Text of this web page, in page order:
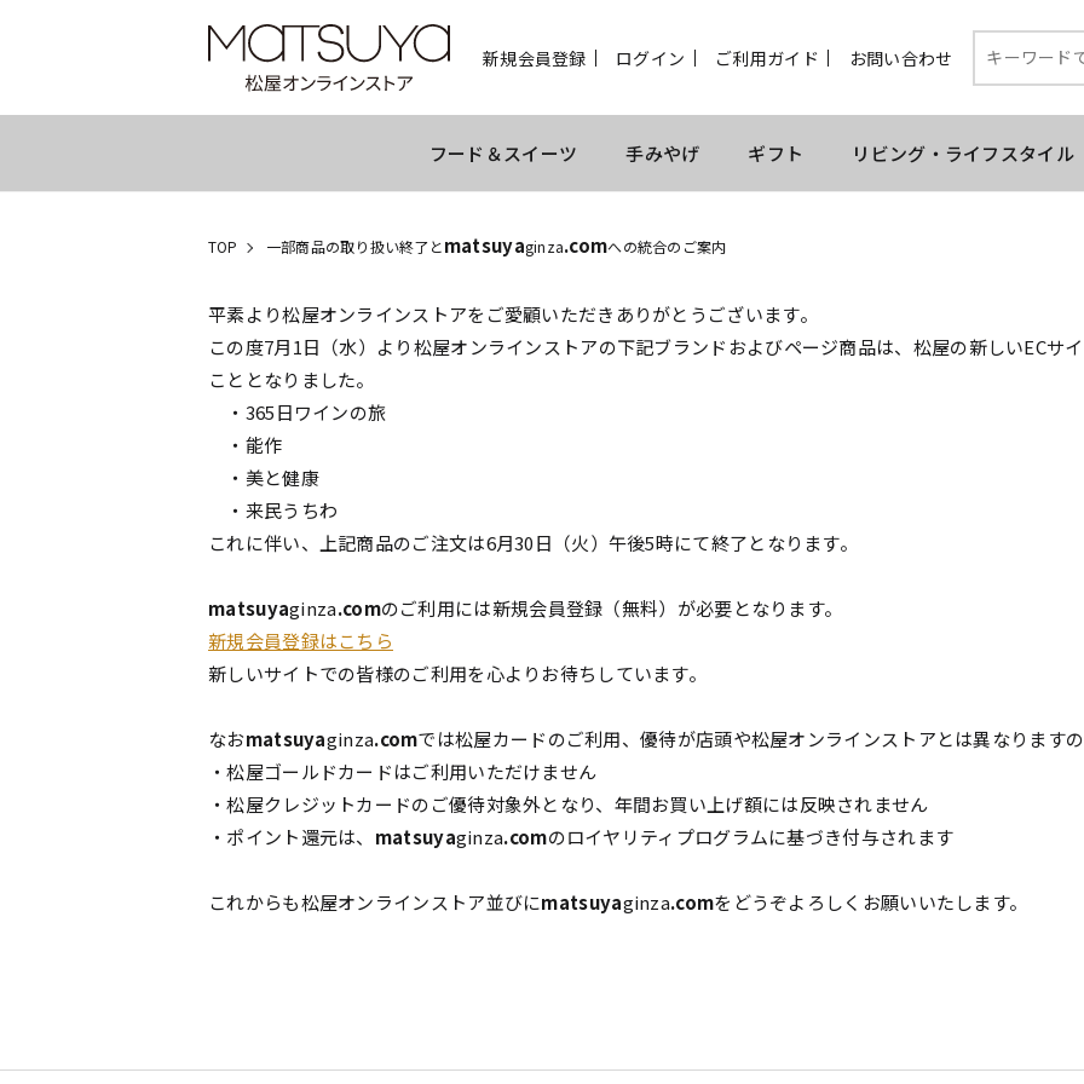
新規会員登録 ログイン ご利用ガイド お問い合わせ
フード＆スイーツ 手みやげ ギフト リビング・ライフスタイル
TOP 一部商品の取り扱い終了とmatsuyaginza.comへの統合のご案内
平素より松屋オンラインストアをご愛顧いただきありがとうございます。
この度7月1日（水）より松屋オンラインストアの下記ブランドおよびページ商品は、松屋の新しいECサ
こととなりました。
・365日ワインの旅
・能作
・美と健康
・来民うちわ
これに伴い、上記商品のご注文は6月30日（火）午後5時にて終了となります。
matsuyaginza.comのご利用には新規会員登録（無料）が必要となります。
新規会員登録はこちら
新しいサイトでの皆様のご利用を心よりお待ちしています。
なおmatsuyaginza.comでは松屋カードのご利用、優待が店頭や松屋オンラインストアとは異なりますの
・松屋ゴールドカードはご利用いただけません
・松屋クレジットカードのご優待対象外となり、年間お買い上げ額には反映されません
・ポイント還元は、 matsuyaginza.comのロイヤリティプログラムに基づき付与されます
これからも松屋オンラインストア並びにmatsuyaginza.comをどうぞよろしくお願いいたします。